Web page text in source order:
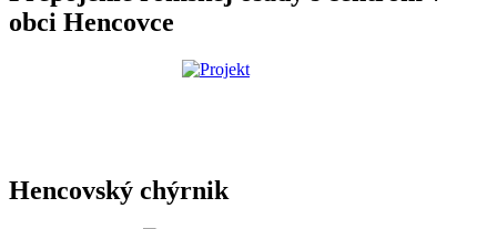
obci Hencovce
Hencovský chýrnik